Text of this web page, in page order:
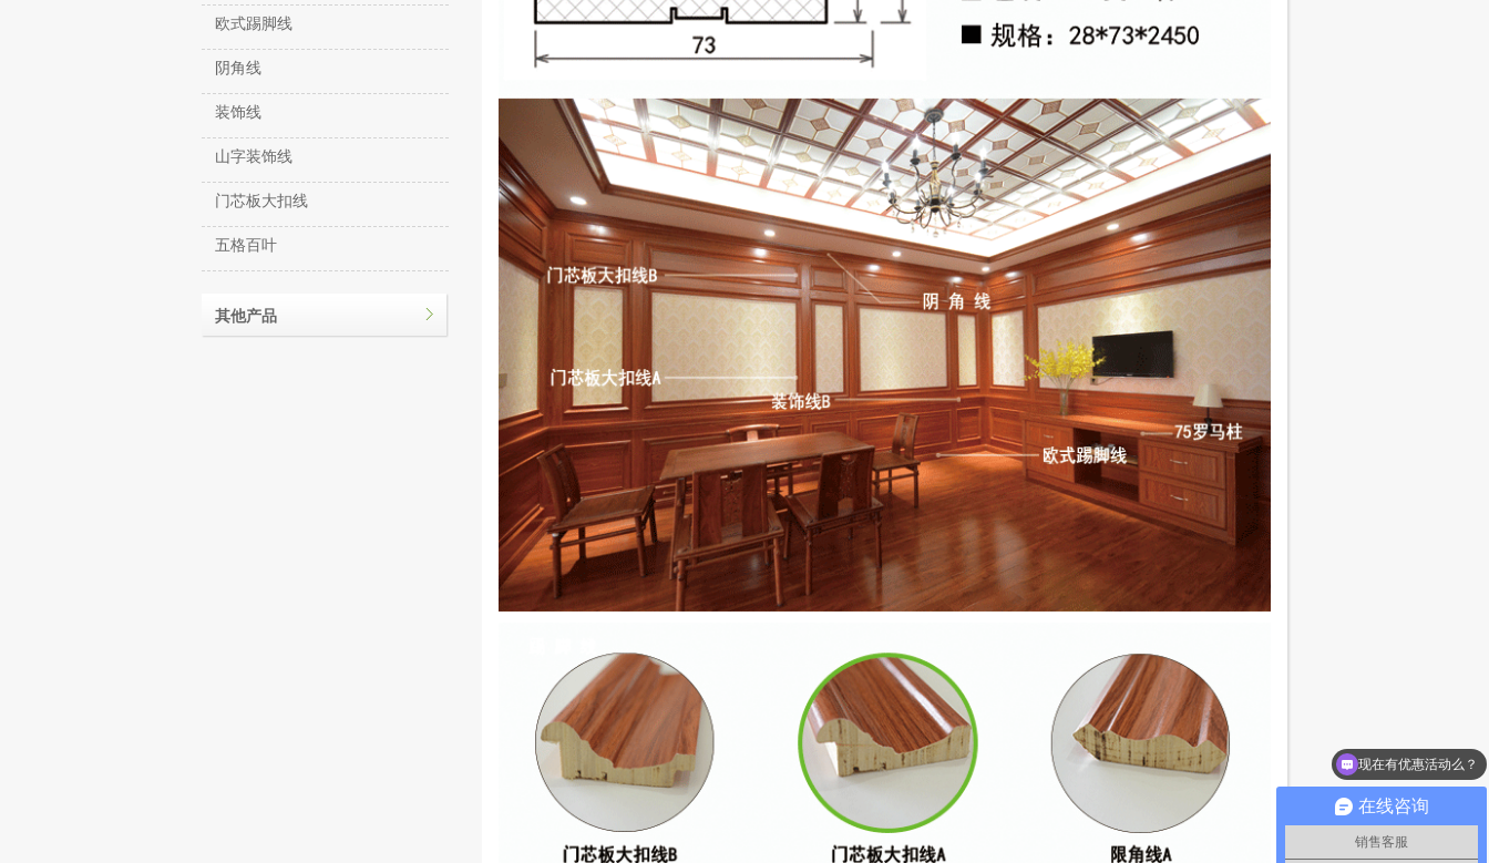
欧式踢脚线
阴角线
装饰线
山字装饰线
门芯板大扣线
五格百叶
其他产品
在线咨询
销售客服
可以介绍下你们的产品么？
现在有优惠活动么？